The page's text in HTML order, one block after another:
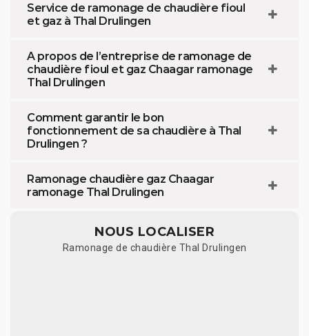
Service de ramonage de chaudière fioul
et gaz à Thal Drulingen
A propos de l’entreprise de ramonage de
chaudière fioul et gaz Chaagar ramonage
Thal Drulingen
Comment garantir le bon
fonctionnement de sa chaudière à Thal
Drulingen ?
Ramonage chaudière gaz Chaagar
ramonage Thal Drulingen
NOUS LOCALISER
Ramonage de chaudière Thal Drulingen